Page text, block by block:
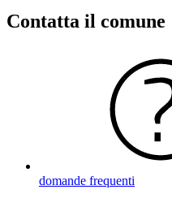
Contatta il comune
domande frequenti